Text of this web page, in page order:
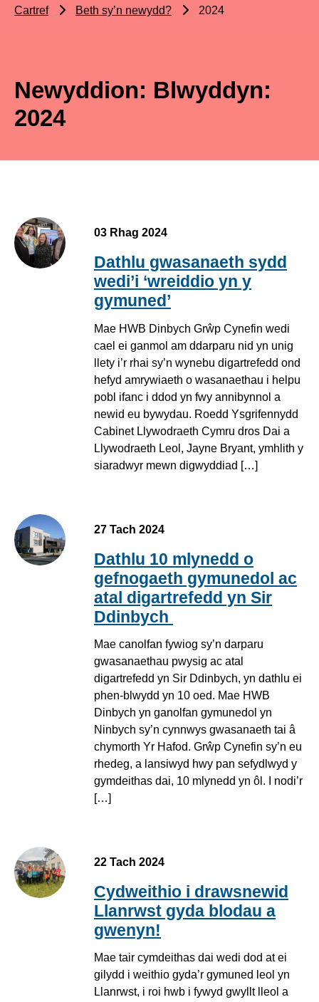
Cartref Beth sy’n newydd? 2024
Newyddion: Blwyddyn:
2024
03 Rhag 2024
Dathlu gwasanaeth sydd
wedi’i ‘wreiddio yn y
gymuned’
Mae HWB Dinbych Grŵp Cynefin wedi
cael ei ganmol am ddarparu nid yn unig
llety i’r rhai sy’n wynebu digartrefedd ond
hefyd amrywiaeth o wasanaethau i helpu
pobl ifanc i ddod yn fwy annibynnol a
newid eu bywydau. Roedd Ysgrifennydd
Cabinet Llywodraeth Cymru dros Dai a
Llywodraeth Leol, Jayne Bryant, ymhlith y
siaradwyr mewn digwyddiad […]
27 Tach 2024
Dathlu 10 mlynedd o
gefnogaeth gymunedol ac
atal digartrefedd yn Sir
Ddinbych
Mae canolfan fywiog sy’n darparu
gwasanaethau pwysig ac atal
digartrefedd yn Sir Ddinbych, yn dathlu ei
phen-blwydd yn 10 oed. Mae HWB
Dinbych yn ganolfan gymunedol yn
Ninbych sy’n cynnwys gwasanaeth tai â
chymorth Yr Hafod. Grŵp Cynefin sy’n eu
rhedeg, a lansiwyd hwy pan sefydlwyd y
gymdeithas dai, 10 mlynedd yn ôl. I nodi’r
[…]
22 Tach 2024
Cydweithio i drawsnewid
Llanrwst gyda blodau a
gwenyn!
Mae tair cymdeithas dai wedi dod at ei
gilydd i weithio gyda’r gymuned leol yn
Llanrwst, i roi hwb i fywyd gwyllt lleol a